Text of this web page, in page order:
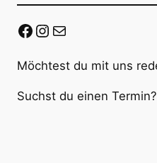
Facebook
Instagram
E-Mail
Möchtest du mit uns
Suchst du einen Termin?